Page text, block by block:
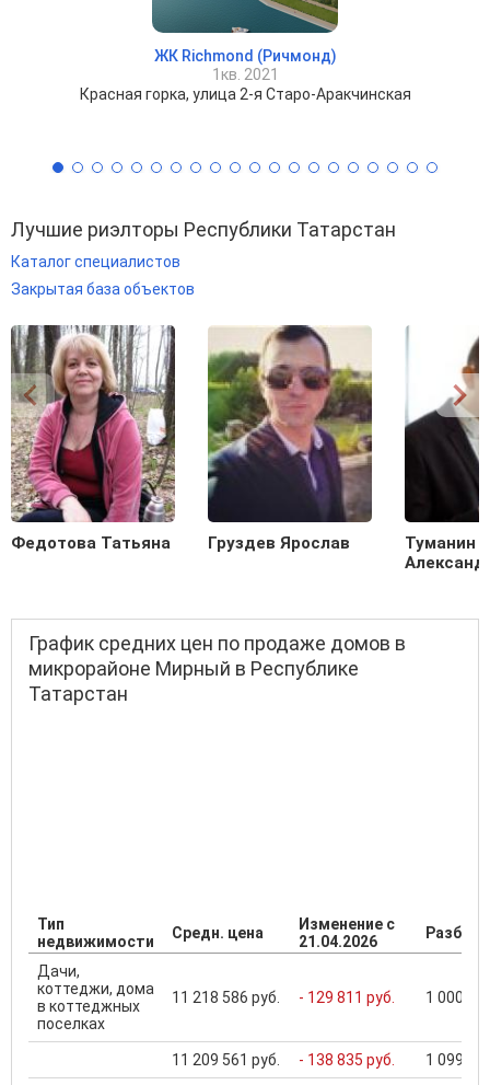
ЖК Richmond (Ричмонд)
1кв. 2021
Красная горка, улица 2-я Старо-Аракчинская
Лучшие риэлторы Республики Татарстан
Каталог специалистов
Закрытая база объектов
Федотова Татьяна Груздев Ярослав
Туманин
График средних цен по продаже домов в
микрорайоне Мирный в Республике
Татарстан
Тип
недвижимости
Средн. цена
Изменение с
21.04.2026
Дачи,
коттеджи, дома
в коттеджных
поселках
11 218 586 руб. - 129 811 руб. 1 000
11 209 561 руб. - 138 835 руб. 1 099